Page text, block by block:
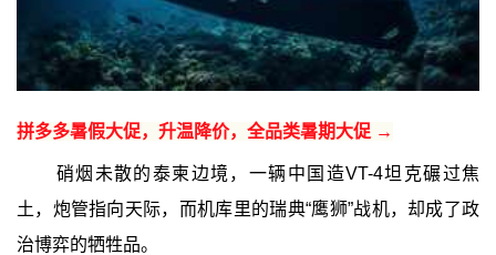
拼多多暑假大促，升温降价，全品类暑期大促 →
硝烟未散的泰柬边境，一辆中国造VT-4坦克碾过焦
土，炮管指向天际，而机库里的瑞典“鹰狮”战机，却成了政
治博弈的牺牲品。